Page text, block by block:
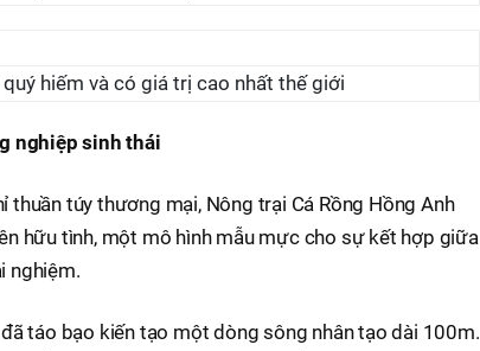
hiếm và có giá trị cao nhất thế giới
nghiệp sinh thái
thuần túy thương mại, Nông trại Cá Rồng Hồng Anh
hữu tình, một mô hình mẫu mực cho sự kết hợp giữa
nghiệm.
táo bạo kiến tạo một dòng sông nhân tạo dài 100m.